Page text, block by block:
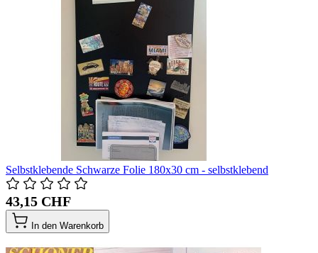
Selbstklebende Schwarze Folie 180x30 cm - selbstklebend
43,15 CHF
In den Warenkorb